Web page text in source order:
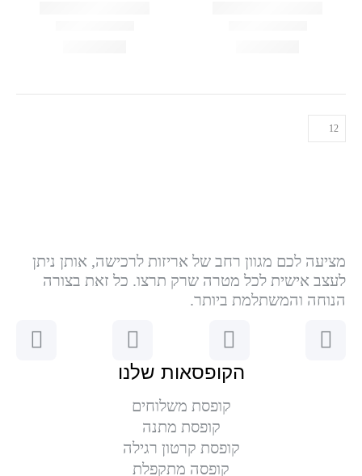
מציעה לכם מגוון רחב של אריזות לרכישה, אותן ניתן
לעצב אישית לכל מטרה שרק תרצו. כל זאת בצורה
הנוחה והמשתלמת ביותר.
הקופסאות שלנו
קופסת משלוחים
קופסת מתנה
קופסת קרטון רגילה
קופסה מתקפלת